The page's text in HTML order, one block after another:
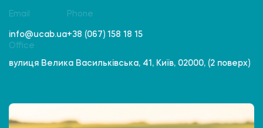
Email
info@ucab.ua
Phone
+38 (067) 158 18 15
Office
вулиця Велика Васильківська, 41, Київ, 02000, (2 поверх)